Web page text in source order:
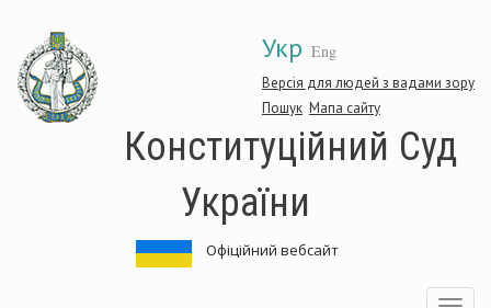
основного
матеріалу
Укр Eng
Версія для людей з вадами зору
Пошук Мапа сайту
Конституційний Суд
України
Офіційний вебсайт
Toggle